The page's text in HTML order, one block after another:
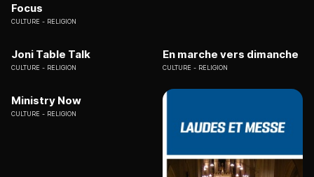
Focus
CULTURE RELIGION
Joni Table Talk
CULTURE RELIGION
En marche vers dimanche
CULTURE RELIGION
Ministry Now
CULTURE RELIGION